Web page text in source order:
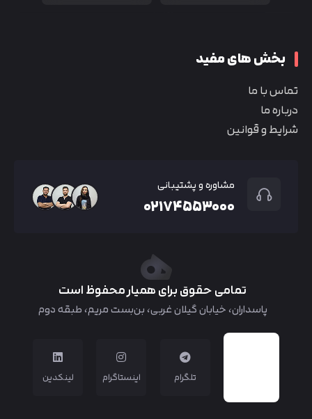
بخش های مفید
تماس با ما
درباره ما
شرایط و قوانین
مشاوره و پشتیبانی
۰۲۱۷۴۵۵۳۰۰۰
تمامی حقوق برای همیار محفوظ است
پاسداران، خیابان گیلان غربی، بن‌بست مریم، طبقه دوم
تلگرام اینستاگرام لینکدین